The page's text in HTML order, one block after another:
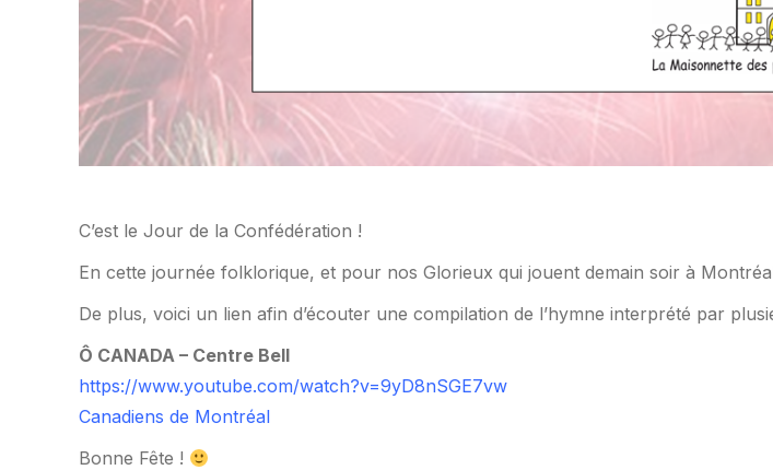
C’est le Jour de la Confédération !
En cette journée folklorique, et pour nos Glorieux qui jouent demain soir à
De plus, voici un lien afin d’écouter une compilation de l’hymne interprété par
Ô CANADA – Centre Bell
https://www.youtube.com/watch?v=9yD8nSGE7vw
Canadiens de Montréal
Bonne Fête !